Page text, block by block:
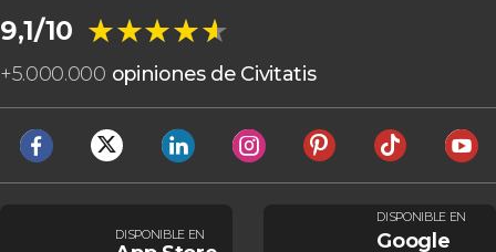
9,1/10 ★★★★★
★★★★★
+5.000.000 opiniones de Civitatis
DISPONIBLE EN
DISPONIBLE EN
Google